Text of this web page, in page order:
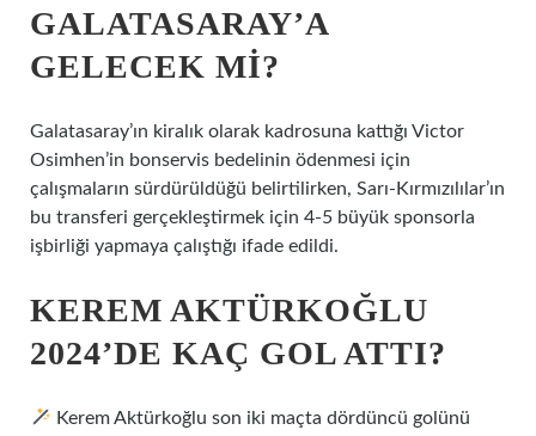
GALATASARAY’A
GELECEK MI?
Galatasaray’ın kiralık olarak kadrosuna kattığı Victor
Osimhen’in bonservis bedelinin ödenmesi için
çalışmaların sürdürüldüğü belirtilirken, Sarı-Kırmızılılar’ın
bu transferi gerçekleştirmek için 4-5 büyük sponsorla
işbirliği yapmaya çalıştığı ifade edildi.
KEREM AKTÜRKOĞLU
2024’DE KAÇ GOL ATTI?
Kerem Aktürkoğlu son iki maçta dördüncü golünü